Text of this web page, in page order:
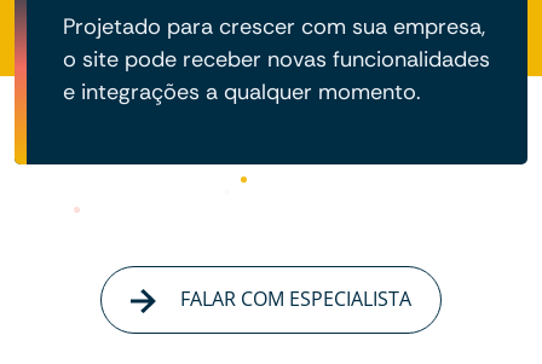
Projetado para crescer com sua empresa,
o site pode receber novas funcionalidades
e integrações a qualquer momento.
FALAR COM ESPECIALISTA